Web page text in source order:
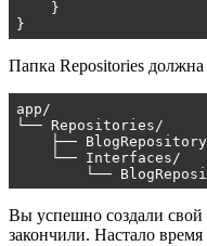
    }
}
Папка Repositories
app/
└── Repositories/
├──
    └── Interfaces/
└──
Вы успешно создали
закончили. Настало время